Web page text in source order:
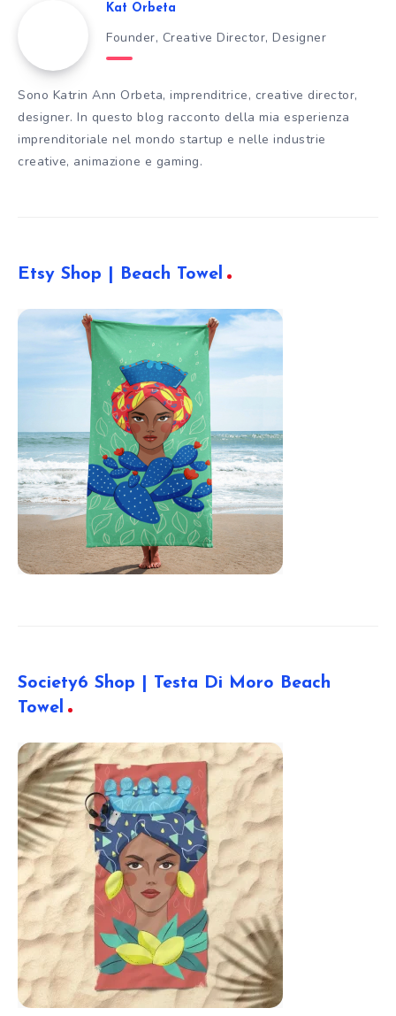
Kat Orbeta
Founder, Creative Director, Designer
Sono Katrin Ann Orbeta, imprenditrice, creative director,
designer. In questo blog racconto della mia esperienza
imprenditoriale nel mondo startup e nelle industrie
creative, animazione e gaming.
Etsy Shop | Beach Towel
Society6 Shop | Testa Di Moro Beach
Towel